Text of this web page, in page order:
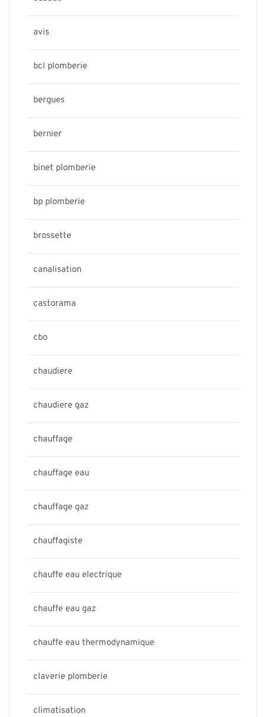
avis
bcl plomberie
bergues
bernier
binet plomberie
bp plomberie
brossette
canalisation
castorama
cbo
chaudiere
chaudiere gaz
chauffage
chauffage eau
chauffage gaz
chauffagiste
chauffe eau electrique
chauffe eau gaz
chauffe eau thermodynamique
claverie plomberie
climatisation